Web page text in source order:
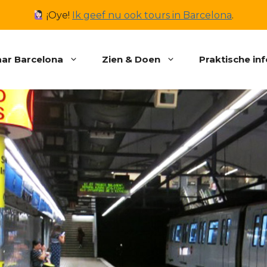
¡Oye! Ik geef nu ook tours in Barcelona.
Barcelona Zien & Doen Praktische